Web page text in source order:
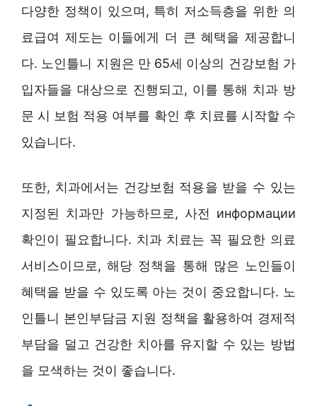
다양한 정책이 있으며, 특히 저소득층을 위한 의
료급여 제도는 이들에게 더 큰 혜택을 제공합니
다. 노인틀니 지원은 만 65세 이상의 건강보험 가
입자들을 대상으로 진행되고, 이를 통해 치과 방
문 시 보험 적용 여부를 확인 후 치료를 시작할 수
있습니다.
또한, 치과에서는 건강보험 적용을 받을 수 있는
지정된 치과만 가능하므로, 사전 информации
확인이 필요합니다. 치과 치료는 꼭 필요한 의료
서비스이므로, 해당 정책을 통해 많은 노인들이
혜택을 받을 수 있도록 아는 것이 중요합니다. 노
인틀니 본인부담금 지원 정책을 활용하여 경제적
부담을 덜고 건강한 치아를 유지할 수 있는 방법
을 모색하는 것이 좋습니다.